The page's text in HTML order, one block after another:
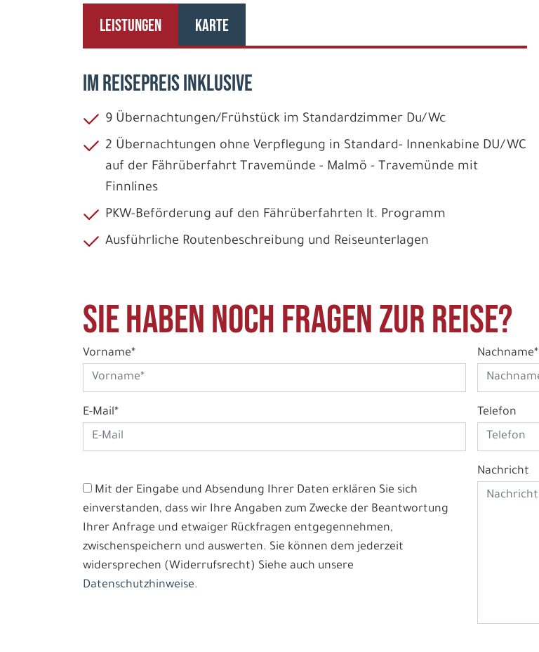
LEISTUNGEN KARTE
IM REISEPREIS INKLUSIVE
9 Übernachtungen/Frühstück im Standardzimmer Du/Wc
2 Übernachtungen ohne Verpflegung in Standard- Innenkabine DU/WC
auf der Fährüberfahrt Travemünde - Malmö - Travemünde mit
Finnlines
PKW-Beförderung auf den Fährüberfahrten lt. Programm
Ausführliche Routenbeschreibung und Reiseunterlagen
Sie haben noch Fragen zur Reise?
Vorname* Nachname*
E-Mail* Telefon
Mit der Eingabe und Absendung Ihrer Daten erklären Sie sich
einverstanden, dass wir Ihre Angaben zum Zwecke der Beantwortung
Ihrer Anfrage und etwaiger Rückfragen entgegennehmen,
zwischenspeichern und auswerten. Sie können dem jederzeit
widersprechen (Widerrufsrecht) Siehe auch unsere
Datenschutzhinweise.
Nachricht